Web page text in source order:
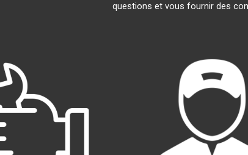
questions et vous fournir des